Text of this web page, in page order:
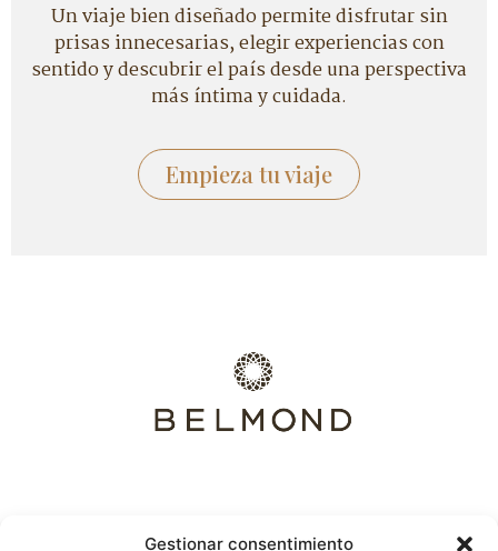
Gestionar consentimiento
Un viaje bien diseñado permite disfrutar sin
prisas innecesarias, elegir experiencias con
sentido y descubrir el país desde una perspectiva
más íntima y cuidada.
Empieza tu viaje